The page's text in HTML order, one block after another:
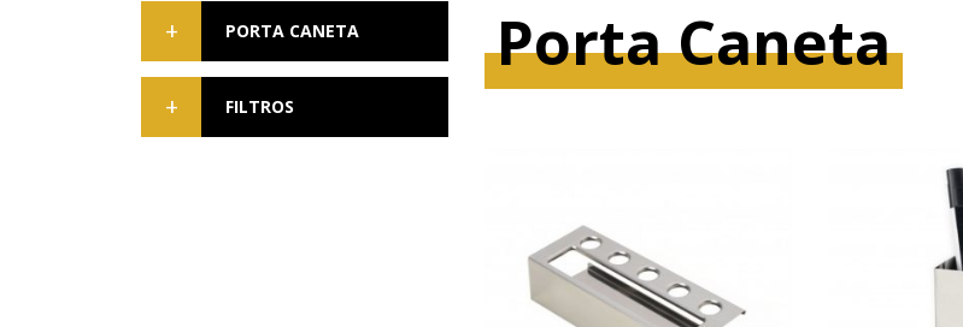
CADERNOS
MOLESKINE
IMPORTADOS
IMPRESSOS COMERCIAIS
PORTA CANETA
FILTROS
Porta Caneta